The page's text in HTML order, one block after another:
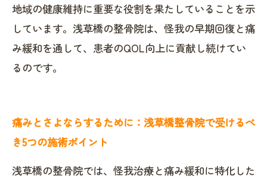
地域の健康維持に重要な役割を果たしていることを示
しています。浅草橋の整骨院は、怪我の早期回復と痛
み緩和を通して、患者のQOL向上に貢献し続けてい
るのです。
痛みとさよならするために：浅草橋整骨院で受けるべ
き5つの施術ポイント
浅草橋の整骨院では、怪我治療と痛み緩和に特化した